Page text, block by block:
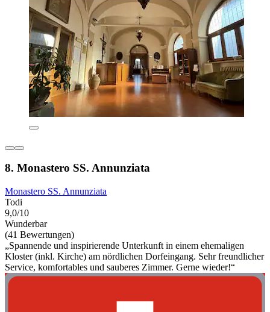
8. Monastero SS. Annunziata
Monastero SS. Annunziata
Todi
9,0/10
Wunderbar
(41 Bewertungen)
„Spannende und inspirierende Unterkunft in einem ehemaligen
Kloster (inkl. Kirche) am nördlichen Dorfeingang. Sehr freundlicher
Service, komfortables und sauberes Zimmer. Gerne wieder!“